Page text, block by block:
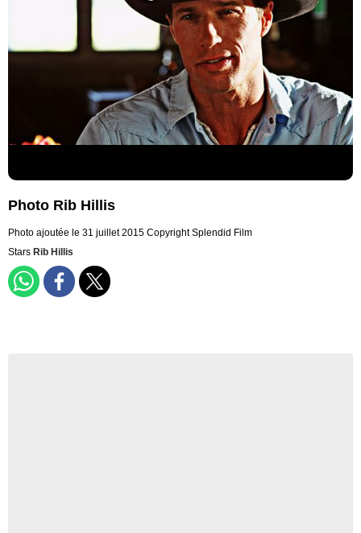
Photo Rib Hillis
Photo ajoutée le 31 juillet 2015 Copyright Splendid Film
Stars Rib Hillis